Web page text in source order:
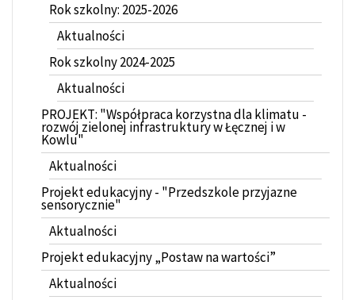
Rok szkolny: 2025-2026
Aktualności
Rok szkolny 2024-2025
Aktualności
PROJEKT: "Współpraca korzystna dla klimatu -
rozwój zielonej infrastruktury w Łęcznej i w
Kowlu"
Aktualności
Projekt edukacyjny - "Przedszkole przyjazne
sensorycznie"
Aktualności
Projekt edukacyjny „Postaw na wartości”
Aktualności